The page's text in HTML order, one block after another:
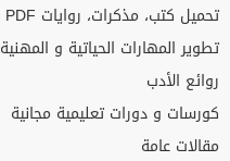
تحميل كتب، مذكرات، روايات PDF
تطوير المهارات الحياتية و المهنية
روائع الأدب
كورسات و دورات تعليمية مجانية
مقالات عامة